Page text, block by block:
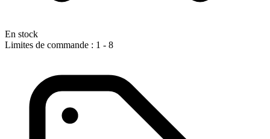
En stock
Limites de commande : 1 - 8